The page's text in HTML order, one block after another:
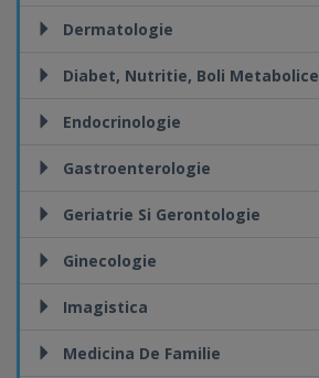
Dermatologie
Diabet, Nutritie, Boli Metabolice
Endocrinologie
Gastroenterologie
Geriatrie Si Gerontologie
Ginecologie
Imagistica
Medicina De Familie